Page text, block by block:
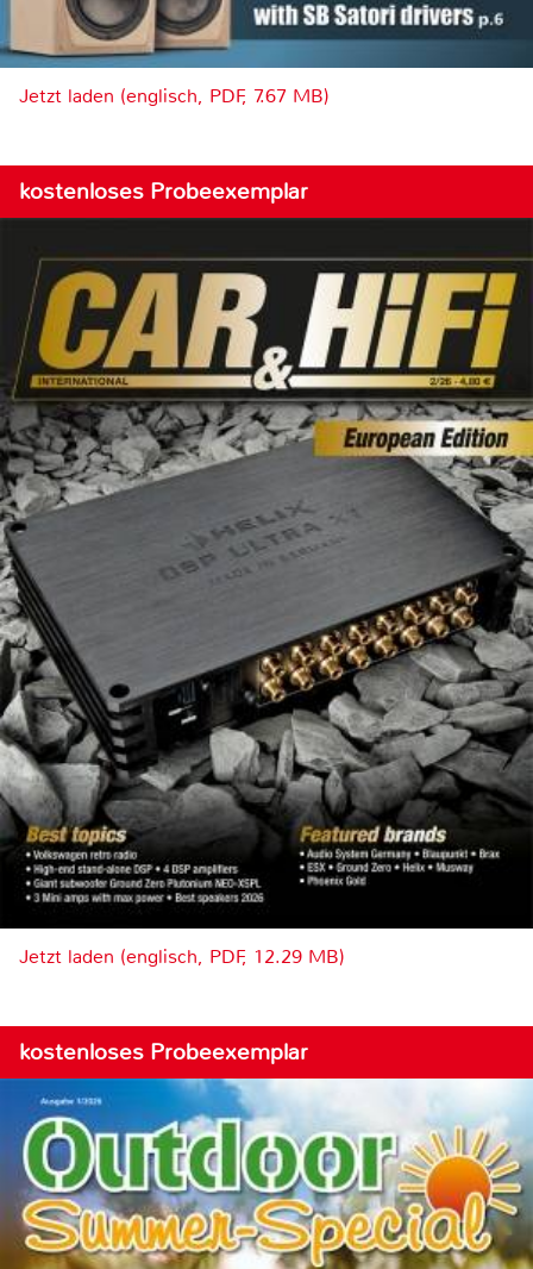
Jetzt laden (englisch, PDF, 7.67 MB)
kostenloses Probeexemplar
Jetzt laden (englisch, PDF, 12.29 MB)
kostenloses Probeexemplar